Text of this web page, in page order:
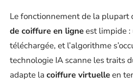
Le fonctionnement de la plupart
de coiffure en ligneest limpide
téléchargée, et l’algorithme
technologie IA scanne les traits
adapte la coiffure virtuelleen